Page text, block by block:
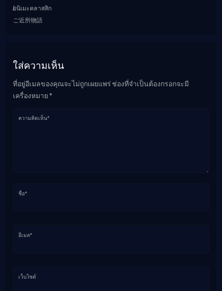
อนิเมะคลาสสิก
ご近所物語
ใส่ความเห็น
ที่อยู่อีเมลของคุณจะไม่ถูกเผยแพร่ ช่องที่จำเป็นต้องกรอกจะมี
เครื่องหมาย *
ความคิดเห็น*
ชื่อ*
อีเมล*
เว็บไซต์